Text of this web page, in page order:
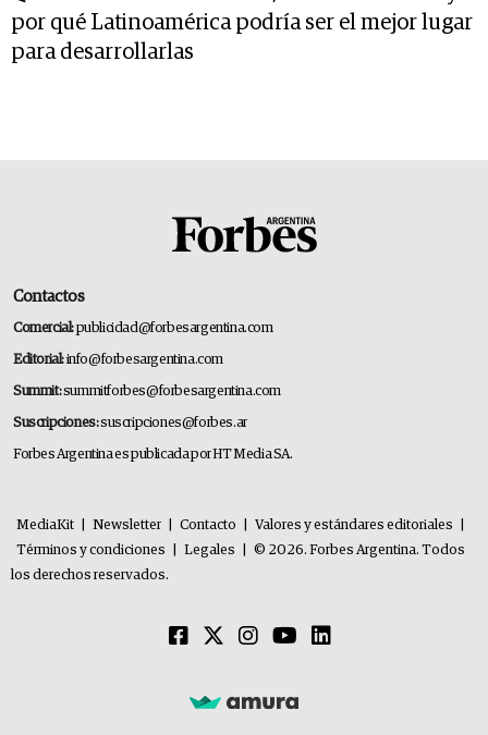
por qué Latinoamérica podría ser el mejor lugar
para desarrollarlas
Contactos
Comercial:publicidad@forbesargentina.com
Editorial:info@forbesargentina.com
Summit:summitforbes@forbesargentina.com
Suscripciones:suscripciones@forbes.ar
Forbes Argentina es publicada por HT Media SA.
MediaKit Newsletter Contacto Valores y estándares editoriales
Términos y condiciones
Legales
© 2026. Forbes Argentina. Todos
los derechos reservados.